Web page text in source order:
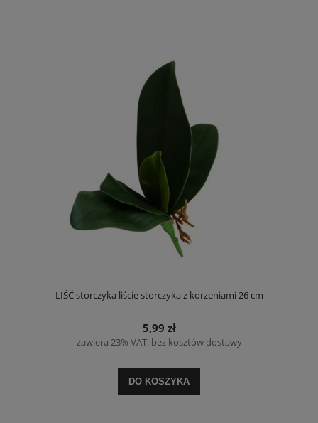
LIŚĆ storczyka liście storczyka z korzeniami 26 cm
5,99 zł
zawiera 23% VAT, bez kosztów dostawy
DO KOSZYKA